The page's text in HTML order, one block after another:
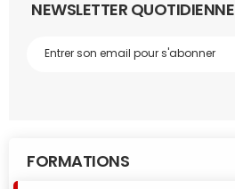
NEWSLETTER QUOTIDIENNE
FORMATIONS